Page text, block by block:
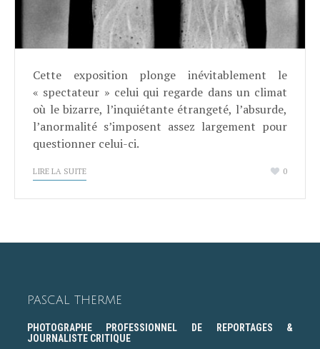
Cette exposition plonge inévitablement le
« spectateur » celui qui regarde dans un climat
où le bizarre, l’inquiétante étrangeté, l’absurde,
l’anormalité s’imposent assez largement pour
questionner celui-ci.
LIRE LA SUITE 0
PASCAL THERME
PHOTOGRAPHE PROFESSIONNEL DE REPORTAGES &
JOURNALISTE CRITIQUE